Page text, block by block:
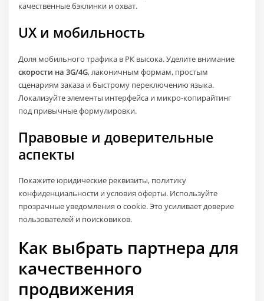
качественные бэклинки и охват.
UX и мобильность
Доля мобильного трафика в РК высока. Уделите внимание
скорости на 3G/4G, лаконичным формам, простым
сценариям заказа и быстрому переключению языка.
Локализуйте элементы интерфейса и микро‑копирайтинг
под привычные формулировки.
Правовые и доверительные
аспекты
Покажите юридические реквизиты, политику
конфиденциальности и условия оферты. Используйте
прозрачные уведомления о cookie. Это усиливает доверие
пользователей и поисковиков.
Как выбрать партнера для
качественного
продвижения